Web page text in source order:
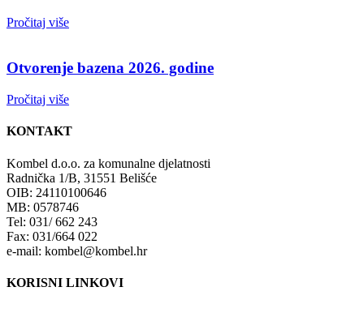
Pročitaj više
Otvorenje bazena 2026. godine
Pročitaj više
KONTAKT
Kombel d.o.o. za komunalne djelatnosti
Radnička 1/B, 31551 Belišće
OIB: 24110100646
MB: 0578746
Tel: 031/ 662 243
Fax: 031/664 022
e-mail: kombel@kombel.hr
KORISNI LINKOVI